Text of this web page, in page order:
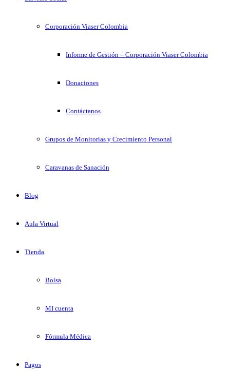
Corporación Viaser Colombia
Informe de Gestión – Corporación Viaser Colombia
Donaciones
Contáctanos
Grupos de Monitorias y Crecimiento Personal
Caravanas de Sanación
Blog
Aula Virtual
Tienda
Bolsa
MI cuenta
Fórmula Médica
Pagos